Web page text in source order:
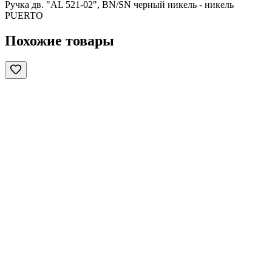
Ручка дв. "AL 521-02", ВN/SN черный никель - никель
PUERTO
Похожие товары